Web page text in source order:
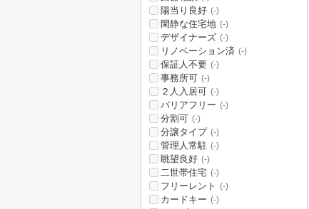
陽当り良好 (-)
閑静な住宅地 (-)
デザイナーズ (-)
リノベーション済 (-)
保証人不要 (-)
事務所可 (-)
２人入居可 (-)
バリアフリー (-)
分割可 (-)
分譲タイプ (-)
管理人常駐 (-)
眺望良好 (-)
二世帯住宅 (-)
フリーレント (-)
カードキー (-)